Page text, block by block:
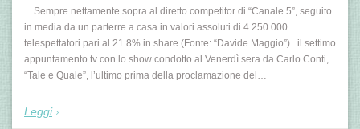
Sempre nettamente sopra al diretto competitor di “Canale 5”, seguito
in media da un parterre a casa in valori assoluti di 4.250.000
telespettatori pari al 21.8% in share (Fonte: “Davide Maggio”).. il settimo
appuntamento tv con lo show condotto al Venerdì sera da Carlo Conti,
“Tale e Quale”, l’ultimo prima della proclamazione del…
Leggi